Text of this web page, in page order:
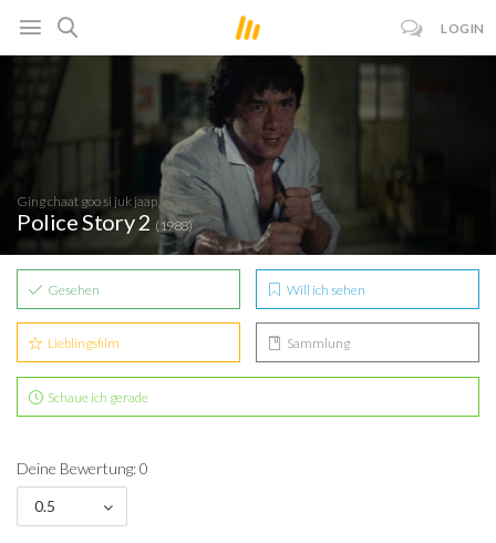
LOGIN
Ging chaat goo si juk jaap
Police Story 2 (1988)
Gesehen Will ich sehen
Lieblingsfilm Sammlung
Schaue ich gerade
Deine Bewertung: 0
0.5